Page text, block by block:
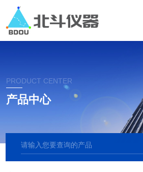
PRODUCT CENTER
产品中心